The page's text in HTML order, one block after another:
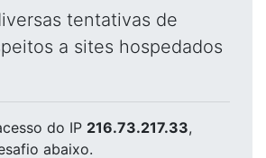
tentativas de
a sites hospedados
do IP 216.73.217.33,
abaixo.